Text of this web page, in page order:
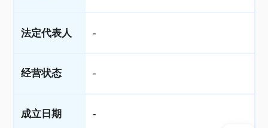
法定代表人 -
经营状态 -
成立日期 -